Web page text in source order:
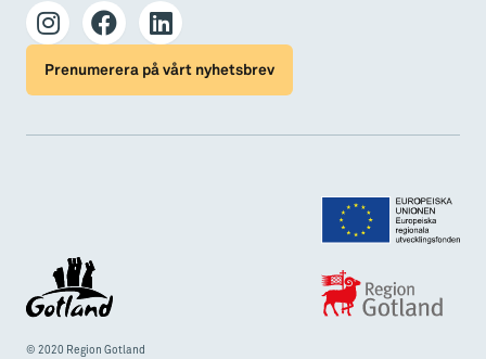
Prenumerera på vårt nyhetsbrev
© 2020 Region Gotland